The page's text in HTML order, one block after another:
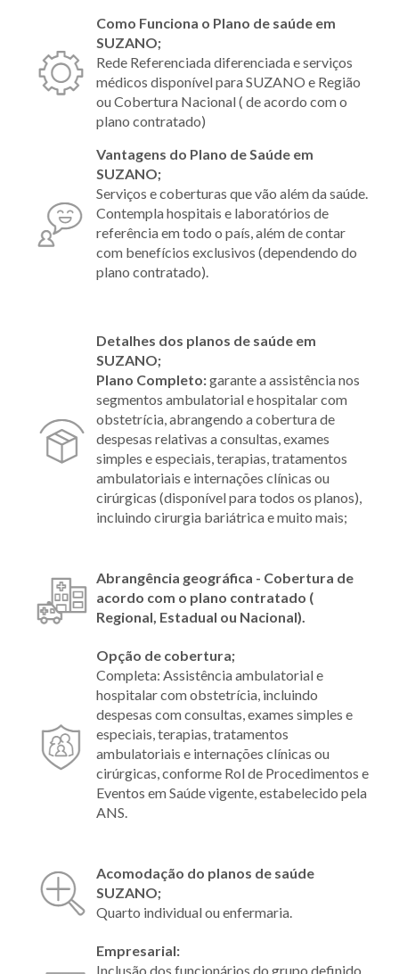
Como Funciona o Plano de saúde em
SUZANO;
Rede Referenciada diferenciada e serviços
médicos disponível para SUZANO e Região
ou Cobertura Nacional ( de acordo com o
plano contratado)
Vantagens do Plano de Saúde em
SUZANO;
Serviços e coberturas que vão além da saúde.
Contempla hospitais e laboratórios de
referência em todo o país, além de contar
com benefícios exclusivos (dependendo do
plano contratado).
Detalhes dos planos de saúde em
SUZANO;
Plano Completo:garante a assistência nos
segmentos ambulatorial e hospitalar com
obstetrícia, abrangendo a cobertura de
despesas relativas a consultas, exames
simples e especiais, terapias, tratamentos
ambulatoriais e internações clínicas ou
cirúrgicas (disponível para todos os planos),
incluindo cirurgia bariátrica e muito mais;
Abrangência geográfica - Cobertura de
acordo com o plano contratado (
Regional, Estadual ou Nacional).
Opção de cobertura;
Completa: Assistência ambulatorial e
hospitalar com obstetrícia, incluindo
despesas com consultas, exames simples e
especiais, terapias, tratamentos
ambulatoriais e internações clínicas ou
cirúrgicas, conforme Rol de Procedimentos e
Eventos em Saúde vigente, estabelecido pela
ANS.
Acomodação do planos de saúde
SUZANO;
Quarto individual ou enfermaria.
Empresarial:
Inclusão dos funcionários do grupo definido